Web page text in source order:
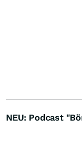
NEU: Podcast